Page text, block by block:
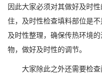
因此大家必须对其做好及时
住，及时性检查填料部位是
及时性整理，确保传热环境
物，做好及时性的调节。
大家除此之外还需要检查